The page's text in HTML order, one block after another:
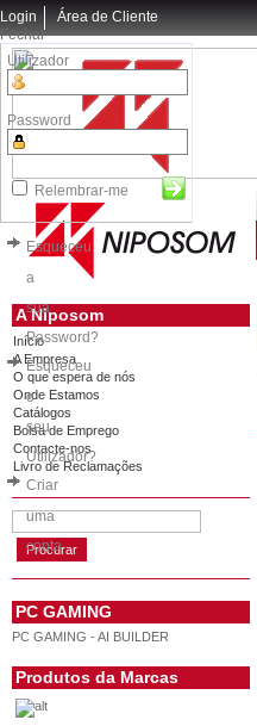
Login
Fechar
Utilizador
Password
Relembrar-me
Esqueceu
a
sua
Password?
Esqueceu
o
seu
Utilizador?
Criar
uma
conta
Área de Cliente
A Niposom
Início
A Empresa
O que espera de nós
Onde Estamos
Catálogos
Bolsa de Emprego
Contacte-nos
Livro de Reclamações
PC GAMING
PC GAMING - AI BUILDER
Produtos da Marcas